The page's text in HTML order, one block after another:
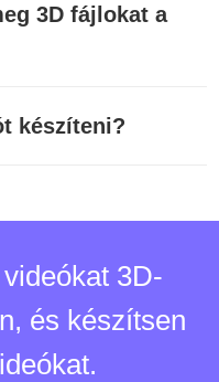
3D fájlokat a
készíteni?
3D-
és készítsen